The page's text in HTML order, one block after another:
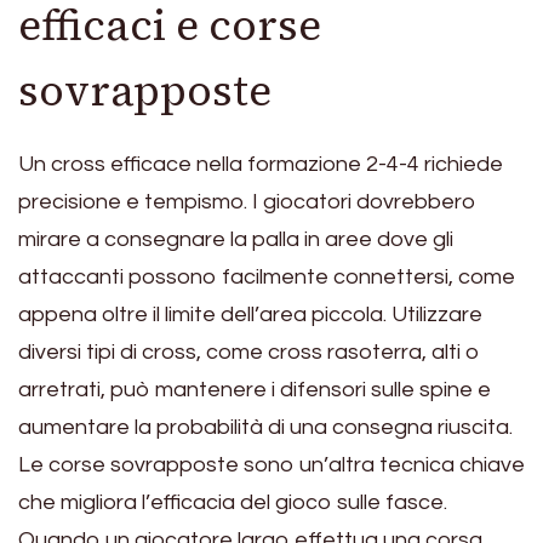
efficaci e corse
sovrapposte
Un cross efficace nella formazione 2-4-4 richiede
precisione e tempismo. I giocatori dovrebbero
mirare a consegnare la palla in aree dove gli
attaccanti possono facilmente connettersi, come
appena oltre il limite dell’area piccola. Utilizzare
diversi tipi di cross, come cross rasoterra, alti o
arretrati, può mantenere i difensori sulle spine e
aumentare la probabilità di una consegna riuscita.
Le corse sovrapposte sono un’altra tecnica chiave
che migliora l’efficacia del gioco sulle fasce.